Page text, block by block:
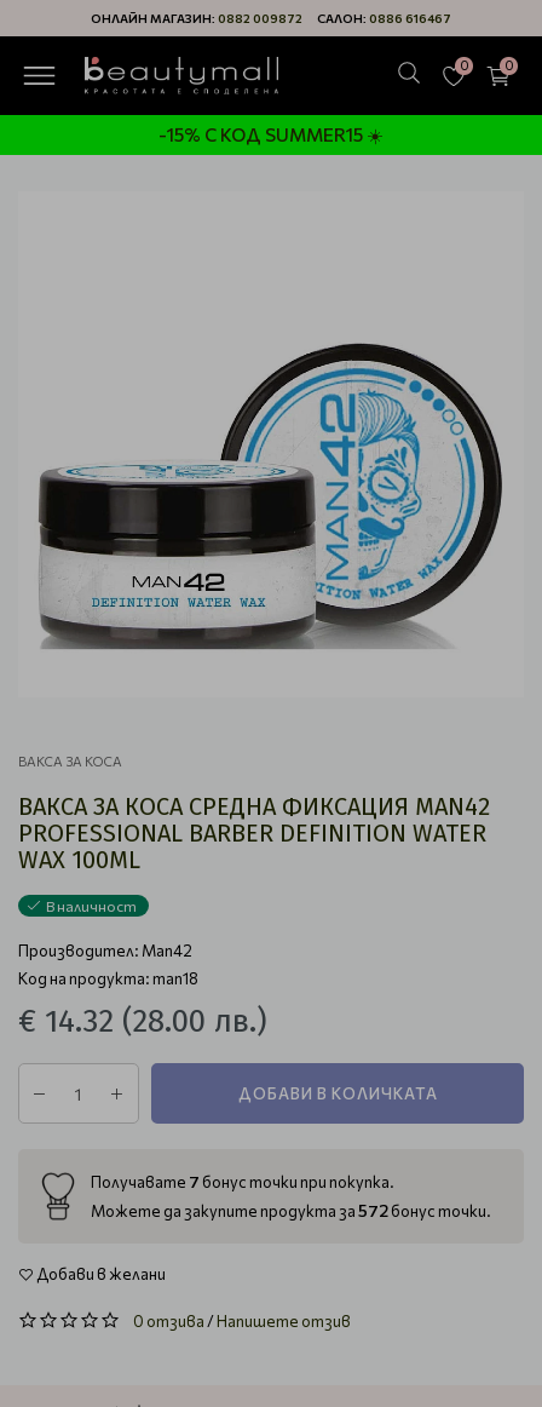
ОНЛАЙН МАГАЗИН: 0882 009872 САЛОН: 0886 616467
0 0
-15% С КОД SUMMER15 ☀️
ВАКСА ЗА КОСА
ВАКСА ЗА КОСА СРЕДНА ФИКСАЦИЯ MAN42
PROFESSIONAL BARBER DEFINITION WATER
WAX 100ML
В наличност
Производител: Man42
Код на продукта: man18
€ 14.32 (28.00 лв.)
ДОБАВИ В КОЛИЧКАТА
Получавате 7 бонус точки при покупка.
Можете да закупите продукта за572бонус точки.
Добави в желани
0 отзива/Напишете отзив